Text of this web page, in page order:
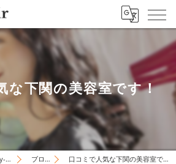
な下関の美容室です！
下関市の美容院はBravery-hair ブログ 口コミで人気な下関の美容室です！